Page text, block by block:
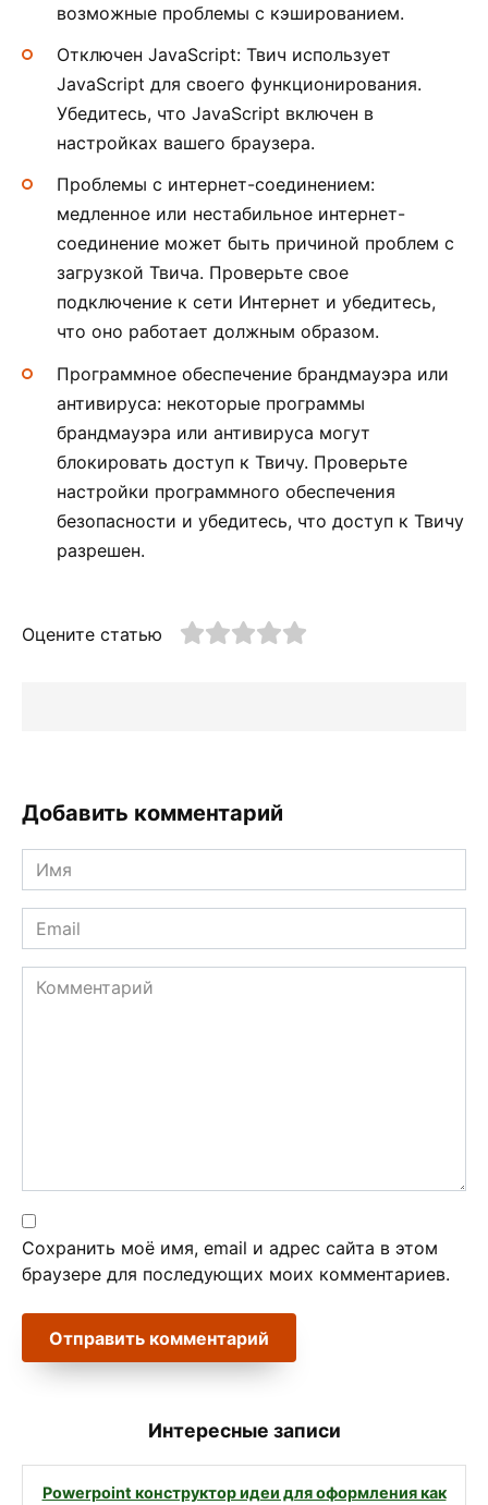
возможные проблемы с кэшированием.
Отключен JavaScript: Твич использует
JavaScript для своего функционирования.
Убедитесь, что JavaScript включен в
настройках вашего браузера.
Проблемы с интернет-соединением:
медленное или нестабильное интернет-
соединение может быть причиной проблем с
загрузкой Твича. Проверьте свое
подключение к сети Интернет и убедитесь,
что оно работает должным образом.
Программное обеспечение брандмауэра или
антивируса: некоторые программы
брандмауэра или антивируса могут
блокировать доступ к Твичу. Проверьте
настройки программного обеспечения
безопасности и убедитесь, что доступ к Твичу
разрешен.
Оцените статью
Добавить комментарий
Имя
*
Email
*
Комментарий
Сохранить моё имя, email и адрес сайта в этом
браузере для последующих моих комментариев.
Интересные записи
Powerpoint конструктор идеи для оформления как